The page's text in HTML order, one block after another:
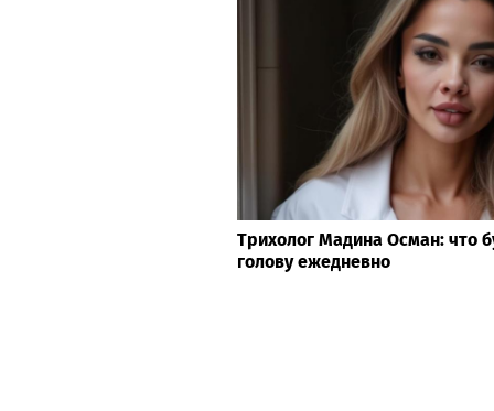
Трихолог Мадина Осман: что
голову ежедневно